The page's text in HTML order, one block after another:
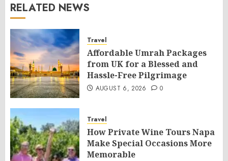
RELATED NEWS
Travel
Affordable Umrah Packages
from UK for a Blessed and
Hassle-Free Pilgrimage
AUGUST 6, 2026 0
Travel
How Private Wine Tours Napa
Make Special Occasions More
Memorable